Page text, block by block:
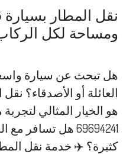
ومساحة لكل
هل تبحث عن سيارة
هو الخيار المثالي
69694241 هل